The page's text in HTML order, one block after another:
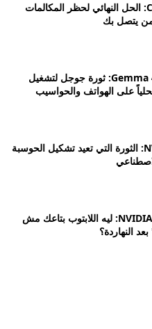
تطبيق Call Blocker: الحل النهائي لحظر المكالمات
يتصل بك
تطوير نماذج Gemma 4 QAT: ثورة جوجل لتشغيل
على الهواتف والحواسيب
NVIDIA RTX Spark: الثورة التي تعيد تشكيل الحوسبة
زلزال NVIDIA RTX Spark: ليه اللابتوب بتاعك مش
النهاردة؟